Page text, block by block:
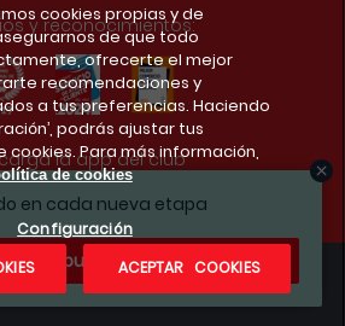
en cada nueva etapa
¿Te apuntas?
y reconocimientos:
la app del club
cookies propias y de
de que todo
ofrecerte el mejor
recomendaciones y
a tus preferencias. Haciendo
podrás ajustar tus
Para más información,
de cookies
Configuración
ACEPTAR COOKIES